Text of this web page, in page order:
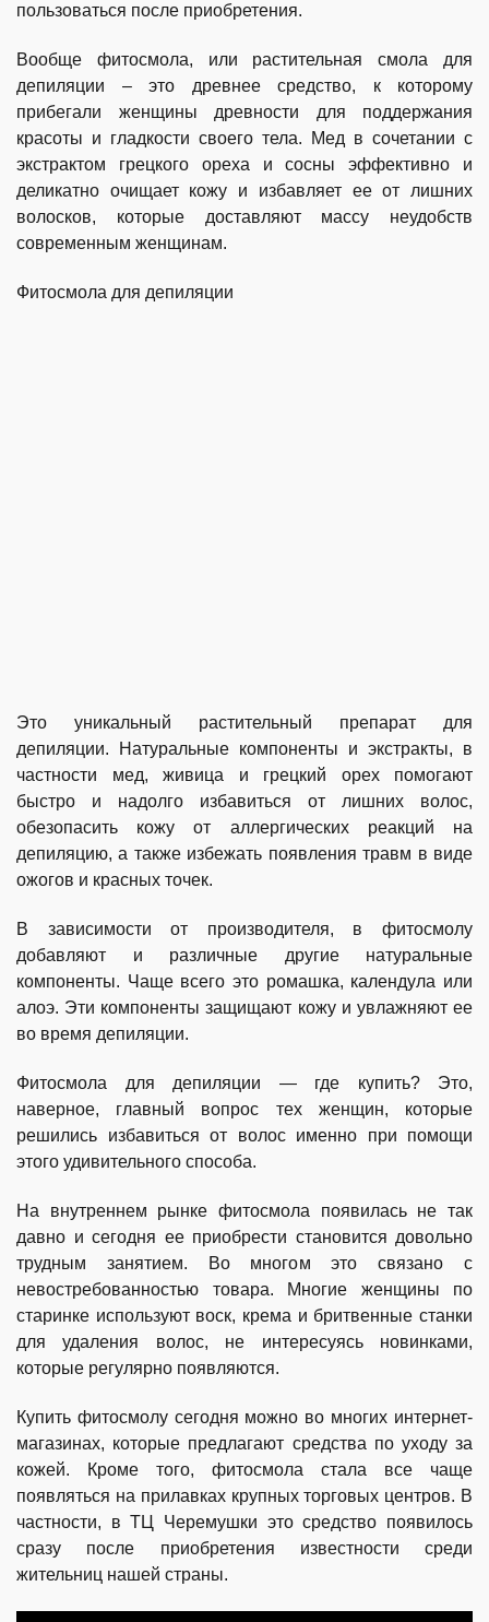
пользоваться после приобретения.
Вообще фитосмола, или растительная смола для
депиляции – это древнее средство, к которому
прибегали женщины древности для поддержания
красоты и гладкости своего тела. Мед в сочетании с
экстрактом грецкого ореха и сосны эффективно и
деликатно очищает кожу и избавляет ее от лишних
волосков, которые доставляют массу неудобств
современным женщинам.
Фитосмола для депиляции
Это уникальный растительный препарат для
депиляции. Натуральные компоненты и экстракты, в
частности мед, живица и грецкий орех помогают
быстро и надолго избавиться от лишних волос,
обезопасить кожу от аллергических реакций на
депиляцию, а также избежать появления травм в виде
ожогов и красных точек.
В зависимости от производителя, в фитосмолу
добавляют и различные другие натуральные
компоненты. Чаще всего это ромашка, календула или
алоэ. Эти компоненты защищают кожу и увлажняют ее
во время депиляции.
Фитосмола для депиляции — где купить? Это,
наверное, главный вопрос тех женщин, которые
решились избавиться от волос именно при помощи
этого удивительного способа.
На внутреннем рынке фитосмола появилась не так
давно и сегодня ее приобрести становится довольно
трудным занятием. Во многом это связано с
невостребованностью товара. Многие женщины по
старинке используют воск, крема и бритвенные станки
для удаления волос, не интересуясь новинками,
которые регулярно появляются.
Купить фитосмолу сегодня можно во многих интернет-
магазинах, которые предлагают средства по уходу за
кожей. Кроме того, фитосмола стала все чаще
появляться на прилавках крупных торговых центров. В
частности, в ТЦ Черемушки это средство появилось
сразу после приобретения известности среди
жительниц нашей страны.